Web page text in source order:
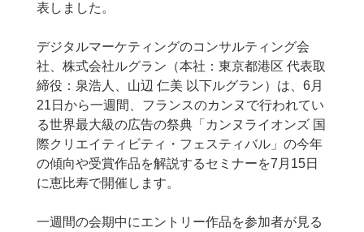
表しました。
デジタルマーケティングのコンサルティング会
社、株式会社ルグラン（本社：東京都港区 代表取
締役：泉浩人、山辺 仁美 以下ルグラン）は、6月
21日から一週間、フランスのカンヌで行われてい
る世界最大級の広告の祭典「カンヌライオンズ 国
際クリエイティビティ・フェスティバル」の今年
の傾向や受賞作品を解説するセミナーを7月15日
に恵比寿で開催します。
一週間の会期中にエントリー作品を参加者が見る